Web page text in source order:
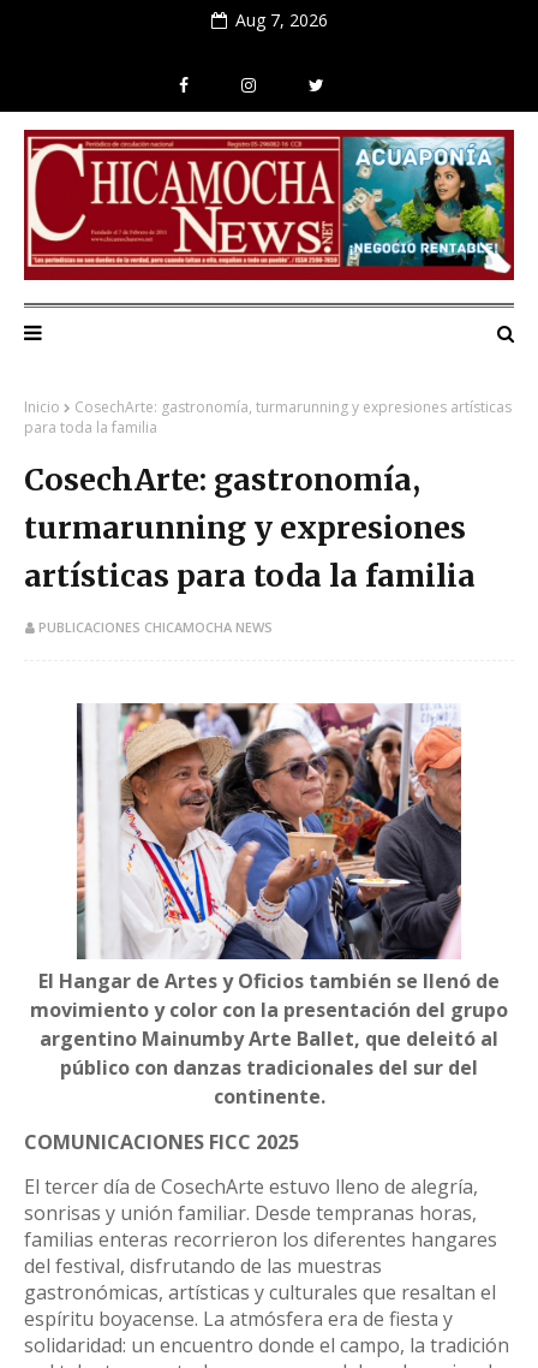
Aug 7, 2026
Inicio
CosechArte: gastronomía, turmarunning y expresiones artísticas
para toda la familia
CosechArte: gastronomía,
turmarunning y expresiones
artísticas para toda la familia
PUBLICACIONES CHICAMOCHA NEWS
El Hangar de Artes y Oficios también se llenó de
movimiento y color con la presentación del grupo
argentino Mainumby Arte Ballet, que deleitó al
público con danzas tradicionales del sur del
continente.
COMUNICACIONES FICC 2025
El tercer día de CosechArte estuvo lleno de alegría,
sonrisas y unión familiar. Desde tempranas horas,
familias enteras recorrieron los diferentes hangares
del festival, disfrutando de las muestras
gastronómicas, artísticas y culturales que resaltan el
espíritu boyacense. La atmósfera era de fiesta y
solidaridad: un encuentro donde el campo, la tradición